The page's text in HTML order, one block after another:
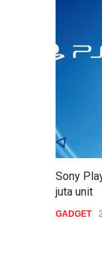
Sony
juta unit
GADGET